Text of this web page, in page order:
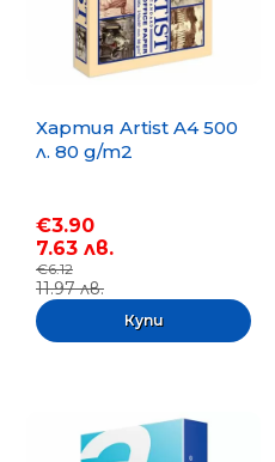
Хартия Artist A4 500
л. 80 g/m2
€3.90
7.63 лв.
€6.12
11.97 лв.